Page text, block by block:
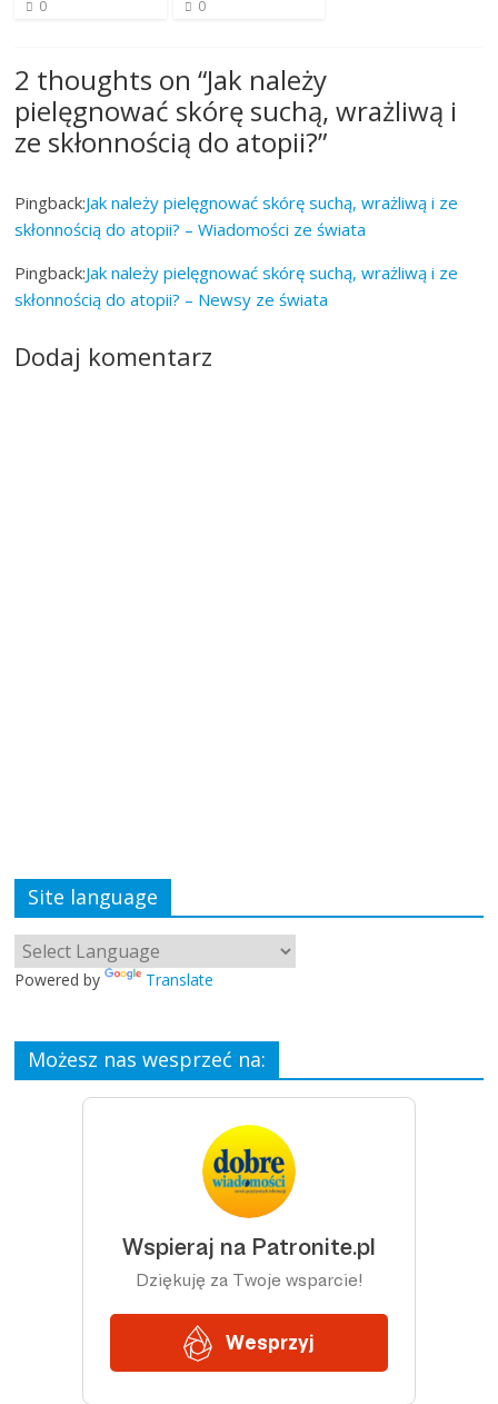
0 0
2 thoughts on “Jak należy
pielęgnować skórę suchą, wrażliwą i
ze skłonnością do atopii?”
Pingback:Jak należy pielęgnować skórę suchą, wrażliwą i ze
skłonnością do atopii? – Wiadomości ze świata
Pingback:Jak należy pielęgnować skórę suchą, wrażliwą i ze
skłonnością do atopii? – Newsy ze świata
Dodaj komentarz
Site language
Powered by Translate
Możesz nas wesprzeć na: